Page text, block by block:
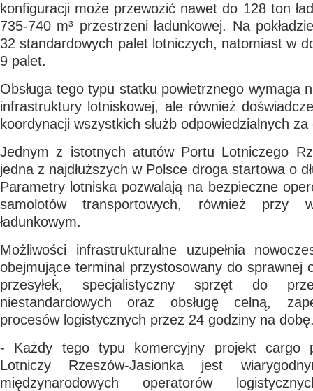
konfiguracji może przewozić nawet do 128 ton
735-740 m³ przestrzeni ładunkowej. Na
32 standardowych palet lotniczych, natomiast w
9 palet.
Obsługa tego typu statku powietrznego wymaga
infrastruktury lotniskowej, ale również
koordynacji wszystkich służb odpowiedzialnych
Jednym z istotnych atutów Portu Lotniczego
jedna z najdłuższych w Polsce droga startowa o
Parametry lotniska pozwalają na bezpieczne
samolotów transportowych, również przy
ładunkowym.
Możliwości infrastrukturalne uzupełnia
obejmujące terminal przystosowany do sprawnej
przesyłek, specjalistyczny sprzęt do
niestandardowych oraz obsługę celną,
procesów logistycznych przez 24 godziny na
- Każdy tego typu komercyjny projekt cargo
Lotniczy Rzeszów-Jasionka jest
międzynarodowych operatorów